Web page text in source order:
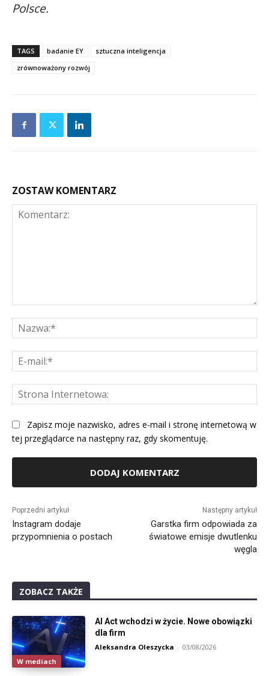
Polsce.
TAGS badanie EY
sztuczna inteligencja
zrównoważony rozwój
ZOSTAW KOMENTARZ
Zapisz moje nazwisko, adres e-mail i stronę internetową w
tej przeglądarce na następny raz, gdy skomentuję.
Poprzedni artykuł
Instagram dodaje
przypomnienia o postach
Następny artykuł
Garstka firm odpowiada za
światowe emisje dwutlenku
węgla
ZOBACZ TAKŻE
W mediach
AI Act wchodzi w życie. Nowe obowiązki
dla firm
Aleksandra Oleszycka - 03/08/2026